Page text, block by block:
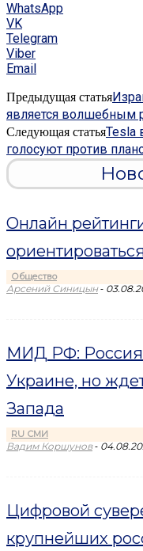
WhatsApp
VK
Telegram
Viber
Email
Предыдущая статья
является волшебным
Следующая статьяTesla
голосуют против
Онлайн
Общество
Арсений Синицын -
МИД РФ: Россия
Украине, но
Запада
RU СМИ
Вадим Коршунов -
Цифровой
крупнейших